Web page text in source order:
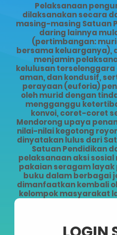
Pelaksanaan
dilaksanakan secara
masing-masing Satuan
daring lainnya
(pertimbangan:
bersama keluarganya),
menjamin
kelulusan
aman, dan kondusif,
perayaan (euforia)
oleh murid dengan
mengganggu
konvoi, coret-coret
Mendorong upaya
nilai-nilai kegotong
dinyatakan lulus dari
Satuan Pendidikan
pelaksanaan aksi
pakaian seragam
buku dalam berbagai
dimanfaatkan kembali
kelompok masyarakat